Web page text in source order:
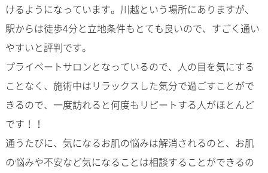
けるようになっています。川越という場所にありますが、
駅からは徒歩4分と立地条件もとても良いので、すごく通い
やすいと評判です。
プライベートサロンとなっているので、人の目を気にする
ことなく、施術中はリラックスした気分で過ごすことがで
きるので、一度訪れると何度もリピートする人がほとんど
です！！
通うたびに、気になるお肌の悩みは解消されるのと、お肌
の悩みや不安など気になることは相談することができるの